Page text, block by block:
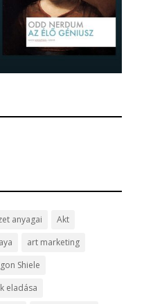
anyagai
Akt
art marketing
Shiele
eladása